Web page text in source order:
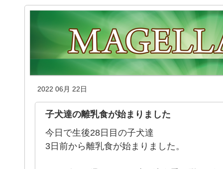
2022 06月 22日
子犬達の離乳食が始まりました
今日で生後28日目の子犬達
3日前から離乳食が始まりました。